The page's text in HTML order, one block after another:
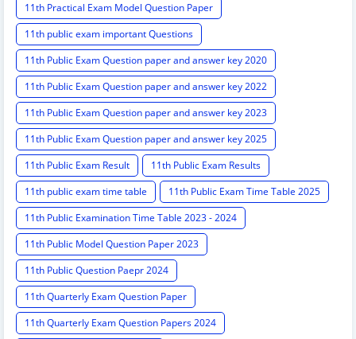
11th Practical Exam Model Question Paper
11th public exam important Questions
11th Public Exam Question paper and answer key 2020
11th Public Exam Question paper and answer key 2022
11th Public Exam Question paper and answer key 2023
11th Public Exam Question paper and answer key 2025
11th Public Exam Result
11th Public Exam Results
11th public exam time table
11th Public Exam Time Table 2025
11th Public Examination Time Table 2023 - 2024
11th Public Model Question Paper 2023
11th Public Question Paepr 2024
11th Quarterly Exam Question Paper
11th Quarterly Exam Question Papers 2024